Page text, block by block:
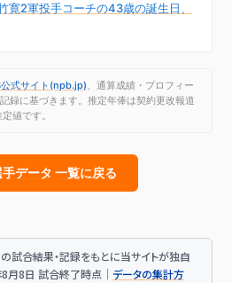
寛2軍投手コーチの43歳の誕生日、
式サイト(npb.jp)、通算成績・プロフィー
録に基づきます。推定年俸は契約更改報道
値です。
データ 一覧に戻る
試合結果・記録をもとに当サイトが独自
月8日 試合終了時点｜ データの集計方